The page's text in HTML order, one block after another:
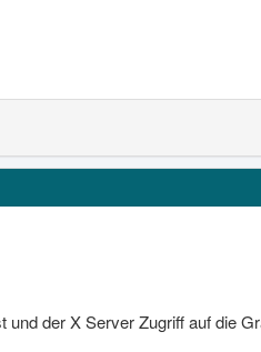
der X Server Zugriff auf die